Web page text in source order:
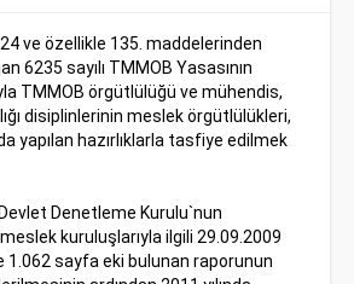
ve özellikle 135. maddelerinden
6235 sayılı TMMOB Yasasının
TMMOB örgütlülüğü ve mühendis,
disiplinlerinin meslek örgütlülükleri,
yapılan hazırlıklarla tasfiye edilmek
Denetleme Kurulu`nun
kuruluşlarıyla ilgili 29.09.2009
1.062 sayfa eki bulunan raporunun